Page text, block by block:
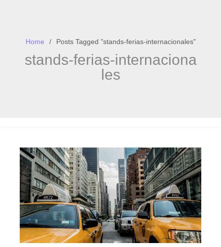
Home Posts Tagged "stands-ferias-internacionales"
stands-ferias-internaciona
les